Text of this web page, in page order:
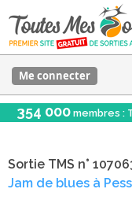
Me connecter
354 000 membres :
Sortie TMS n°
Jam de blues à